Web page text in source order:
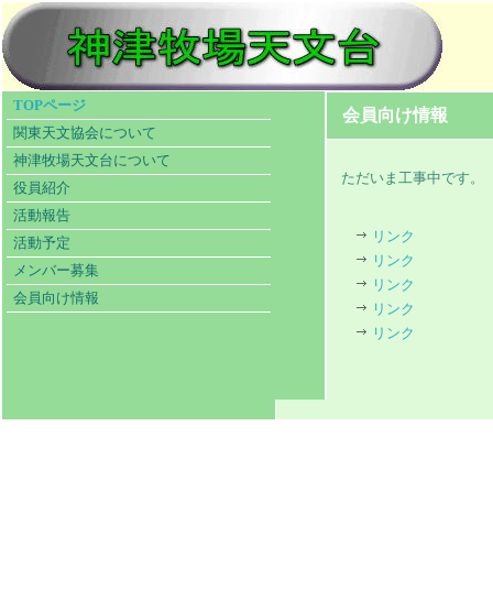
TOPページ
関東天文協会について
神津牧場天文台について
役員紹介
活動報告
活動予定
メンバー募集
会員向け情報
会員向け情報
ただいま工事中です。
リンク
リンク
リンク
リンク
リンク